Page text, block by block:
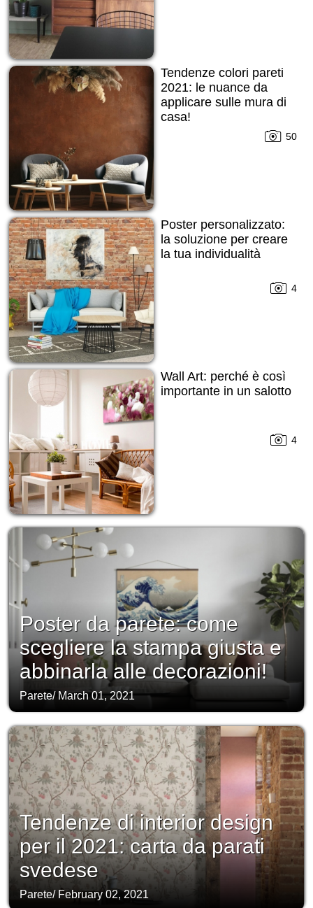
Tendenze colori pareti
2021: le nuance da
applicare sulle mura di
casa!
50
Poster personalizzato:
la soluzione per creare
la tua individualità
4
Wall Art: perché è così
importante in un salotto
4
Poster da parete: come
scegliere la stampa giusta e
abbinarla alle decorazioni!
Parete/ March 01, 2021
Tendenze di interior design
per il 2021: carta da parati
svedese
Parete/ February 02, 2021